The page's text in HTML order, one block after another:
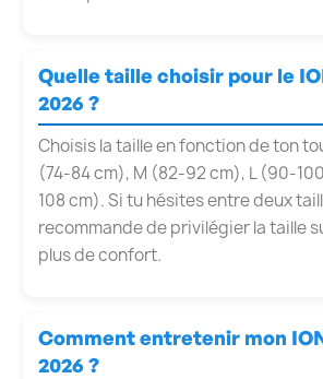
Quelle taille choisir pour le
2026 ?
Choisis la taille en fonction de ton
(74-84 cm), M (82-92 cm), L (90-
108 cm). Si tu hésites entre deux
recommande de privilégier la taille
plus de confort.
Comment entretenir mon
2026 ?